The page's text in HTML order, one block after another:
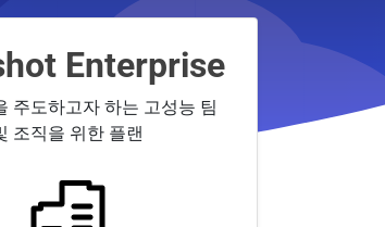
Enterprise
주도하고자 하는 고성능 팀
조직을 위한 플랜